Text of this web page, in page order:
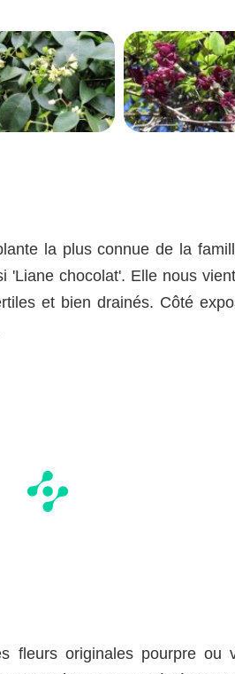
la plus connue de la
'Liane chocolat'. Elle nous
et bien drainés. Côté
fleurs originales pourpre ou